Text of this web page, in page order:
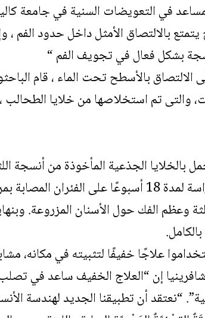
في التعويضات السنية في جامعة
بالالتصاق الأمثل داخل حدود الفم
بشكل فعال في تجويف الفم “
الالتصاق بالأسطح تحت الماء ، قام
تم استخلاصها من خلايا الطحالب ،
بالخلايا الجذعية المأخوذة من أنسجة
النشط المستخدم في بناء العظام – في دراسة لمدة 18
وعظم الفك حول الأسنان المزروعة.
علاجًا خفيفًا لتثبيته في مكانه،
إن “العلاج الخفيف ساعد في
“نعتقد أن تطبيقنا الجديد لهندسة